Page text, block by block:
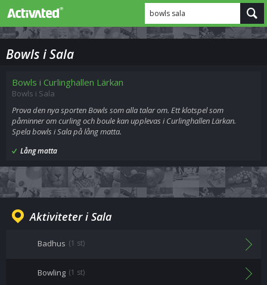
bowls sala
Bowls i Sala
Bowls i Curlinghallen Lärkan
Bowls i Sala
Prova den nya sporten Bowls som alla talar om. Ett klotspel som
påminner om curling och boule kan upplevas i Curlinghallen Lärkan.
Spela bowls i Sala på lång matta.
Lång matta
Aktiviteter i Sala
Badhus (1 st)
Bowling (1 st)